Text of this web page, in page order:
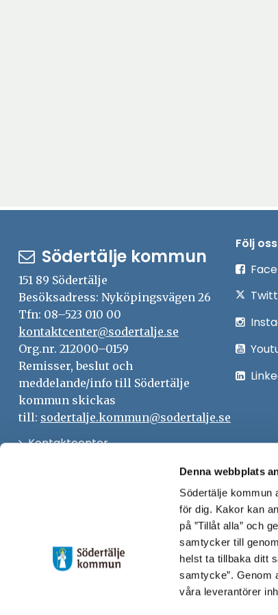
Denna webbplats
Södertälje kommun
för dig. Kakor kan
på ”Tillåt alla” och
samtycker till
helst ta tillbaka ditt
samtycke”. Genom
våra leverantörer
Södertälje kommun
151 89 Södertälje
Besöksadress: Nyköpingsvägen 26
Tfn: 08–523 010 00
kontaktcenter@sodertalje.se
Org.nr. 212000–0159
Remisser, beslut och
meddelande/info till Södertälje
kommun skickas
till: sodertalje.kommun@sodertalje.se
KontaktcenterÖppna
fönster
Anslagstavla
Skicka faktura till Södertälje
Följ